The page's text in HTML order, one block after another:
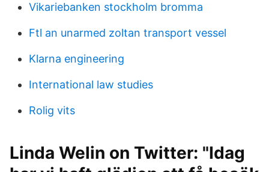
Vikariebanken stockholm bromma
Ftl an unarmed zoltan transport vessel
Klarna engineering
International law studies
Rolig vits
Linda Welin on Twitter: "Idag